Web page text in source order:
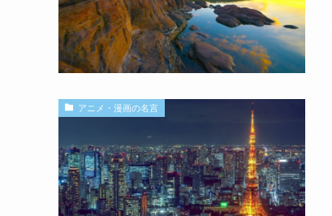
アニメ・漫画の名言